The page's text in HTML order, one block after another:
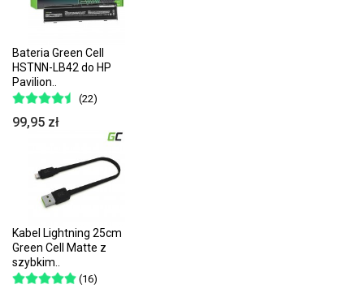
Bateria Green Cell
HSTNN-LB42 do HP
Pavilion..
(22)
99,95 zł
Kabel Lightning 25cm
Green Cell Matte z
szybkim..
(16)